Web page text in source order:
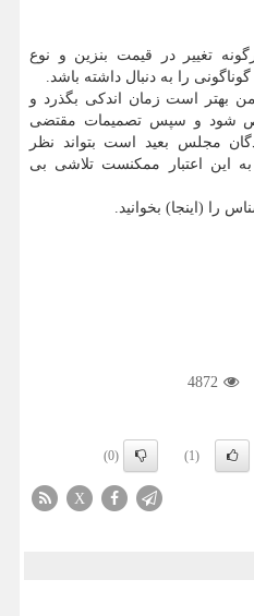
تغییر در قیمت بنزین و نوع
را به دنبال داشته باشد.
بهتر است زمان اندكی بگذرد و
شود و سپس تصمیمات مقتضی
مجلس بعید است بتواند نظر
این اعتبار ممكنست تلاشی بی
(اینجا) بخوانید.
4872
(1)
(0)
X